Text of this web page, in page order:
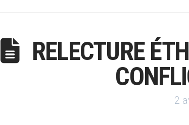
RELECTURE
2